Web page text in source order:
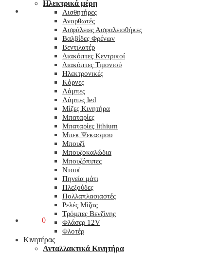
0
Hλεκτρικά μέρη
Αισθητήρες
Ανορθωτές
Ασφάλειες Ασφαλειοθήκες
Βαλβίδες Φρένων
Βεντιλατέρ
Διακόπτες Κεντρικοί
Διακόπτες Τιμονιού
Ηλεκτρονικές
Κόρνες
Λάμπες
Λάμπες led
Μίζες Κινητήρα
Μπαταρίες
Μπαταρίες lithium
Μπεκ Ψεκασμου
Μπουζί
Μπουζοκαλώδια
Μπουζόπιπες
Ντουϊ
Πηνεία μάτι
Πλεξούδες
Πολλαπλασιαστές
Ρελές Μίζας
Τρόμπες Βενζίνης
Φλάσερ 12V
Φλοτέρ
Κινητήρας
Ανταλλακτικά Κινητήρα